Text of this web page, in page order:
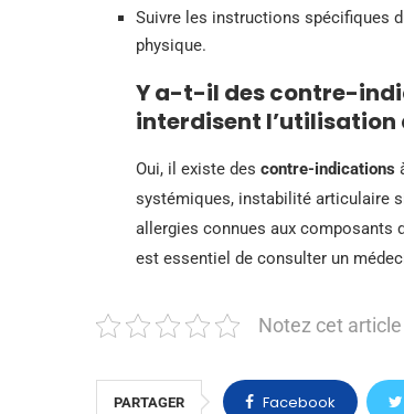
Suivre les instructions spécifiques
physique.
Y a-t-il des contre-
interdisent l’utilisation
Oui, il existe des contre-indications
systémiques, instabilité articulaire
allergies connues aux composants
est essentiel de consulter un
Notez cet article
PARTAGER Facebook